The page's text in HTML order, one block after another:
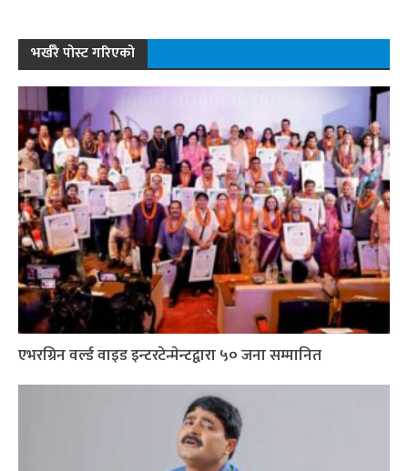
भर्खरै पोस्ट गरिएको
एभरग्रिन वर्ल्ड वाइड इन्टरटेन्मेन्टद्वारा ५० जना सम्मानित